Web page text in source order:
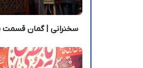
سخنرانی | گمان قسمت